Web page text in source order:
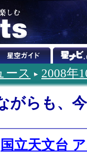
ース 2008年
がらも、
国立天文台